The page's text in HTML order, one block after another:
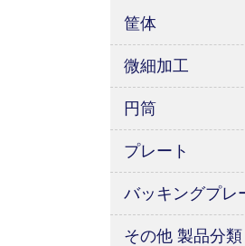
筐体
微細加工
円筒
プレート
バッキングプレ
その他 製品分類